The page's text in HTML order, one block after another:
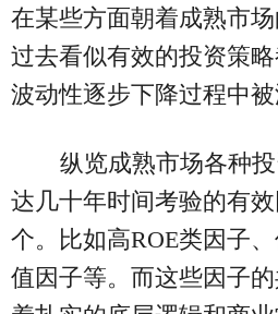
在某些方面朝着成熟市
过去看似有效的投资策
波动性逐步下降过程中被
纵览成熟市场各种
达几十年时间考验的有
个。比如高ROE类因子
值因子等。而这些因子